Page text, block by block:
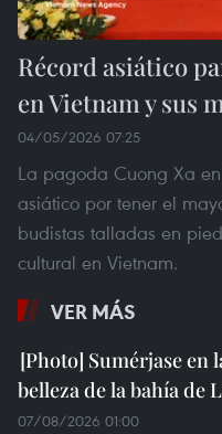
Récord asiático
en Vietnam y sus
04/05/2026 07:25
La pagoda Cuong Xa
asiático por tener el
budistas talladas en
cultural en Vietnam.
VER MÁS
Sumérjase en
belleza de la bahía de
07/08/2026 01:00